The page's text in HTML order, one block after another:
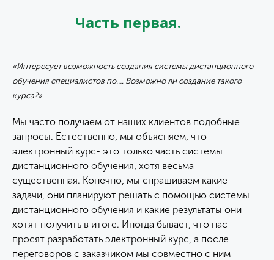
Часть первая.
«Интересует возможность создания системы дистанционного
обучения специалистов по…. Возможно ли создание такого
курса?»
Мы часто получаем от наших клиентов подобные
запросы. Естественно, мы объясняем, что
электронный курс- это только часть системы
дистанционного обучения, хотя весьма
существенная. Конечно, мы спрашиваем какие
задачи, они планируют решать с помощью системы
дистанционного обучения и какие результаты они
хотят получить в итоге. Иногда бывает, что нас
просят разработать электронный курс, а после
переговоров с заказчиком мы совместно с ним